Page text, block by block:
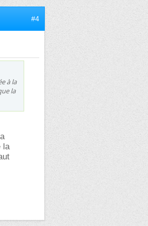
#4
à la
la
la